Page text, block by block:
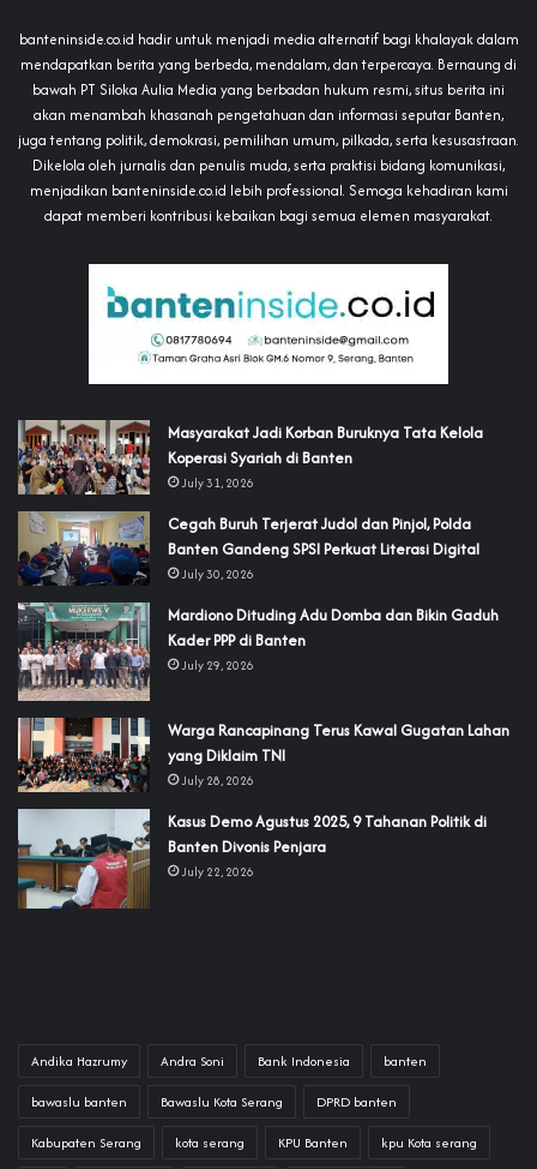
banteninside.co.id hadir untuk menjadi media alternatif bagi khalayak dalam
mendapatkan berita yang berbeda, mendalam, dan terpercaya. Bernaung di
bawah PT Siloka Aulia Media yang berbadan hukum resmi, situs berita ini
akan menambah khasanah pengetahuan dan informasi seputar Banten,
juga tentang politik, demokrasi, pemilihan umum, pilkada, serta kesusastraan.
Dikelola oleh jurnalis dan penulis muda, serta praktisi bidang komunikasi,
menjadikan banteninside.co.id lebih professional. Semoga kehadiran kami
dapat memberi kontribusi kebaikan bagi semua elemen masyarakat.
‎Masyarakat Jadi Korban Buruknya Tata Kelola
Koperasi Syariah di Banten
July 31, 2026
Cegah Buruh Terjerat Judol dan Pinjol, Polda
Banten Gandeng SPSI Perkuat Literasi Digital
July 30, 2026
‎Mardiono Dituding Adu Domba dan Bikin Gaduh
Kader PPP di Banten
July 29, 2026
‎Warga Rancapinang Terus Kawal Gugatan Lahan
yang Diklaim TNI‎‎
July 28, 2026
‎Kasus Demo Agustus 2025, 9 Tahanan Politik di
Banten Divonis Penjara
July 22, 2026
Andika Hazrumy Andra Soni Bank Indonesia banten
bawaslu banten Bawaslu Kota Serang DPRD banten
Kabupaten Serang kota serang KPU Banten kpu Kota serang